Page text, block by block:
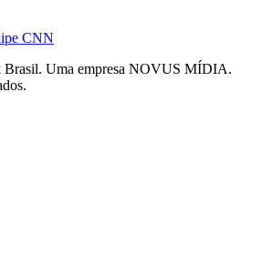
CNN
Uma empresa NOVUS MÍDIA.